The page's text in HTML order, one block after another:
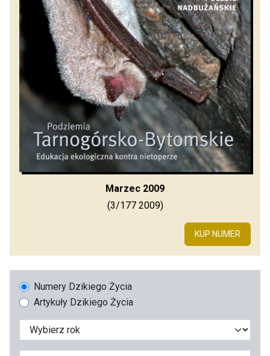
Marzec 2009
(3/177 2009)
KUP NUMER
Numery Dzikiego Życia
Artykuły Dzikiego Życia